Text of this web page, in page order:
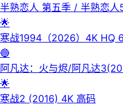
半熟恋人 第五季 / 半熟恋
MAX+] [更新0602期]
🌟
寒战1994（2026）4K HQ
无损HiFi声 国粤双语 内嵌简
🔵
阿凡达：火与烬/阿凡达
杜比全景声】【内封简繁英
🌟
寒战2 (2016) 4K 高码